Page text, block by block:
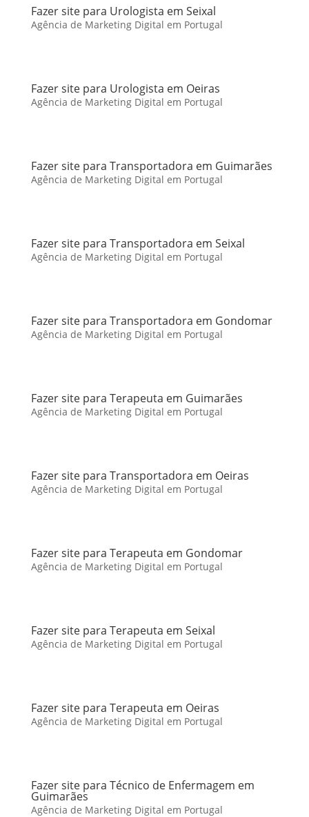
Fazer site para Urologista em Seixal
Agência de Marketing Digital em Portugal
Fazer site para Urologista em Oeiras
Agência de Marketing Digital em Portugal
Fazer site para Transportadora em Guimarães
Agência de Marketing Digital em Portugal
Fazer site para Transportadora em Seixal
Agência de Marketing Digital em Portugal
Fazer site para Transportadora em Gondomar
Agência de Marketing Digital em Portugal
Fazer site para Terapeuta em Guimarães
Agência de Marketing Digital em Portugal
Fazer site para Transportadora em Oeiras
Agência de Marketing Digital em Portugal
Fazer site para Terapeuta em Gondomar
Agência de Marketing Digital em Portugal
Fazer site para Terapeuta em Seixal
Agência de Marketing Digital em Portugal
Fazer site para Terapeuta em Oeiras
Agência de Marketing Digital em Portugal
Fazer site para Técnico de Enfermagem em
Guimarães
Agência de Marketing Digital em Portugal